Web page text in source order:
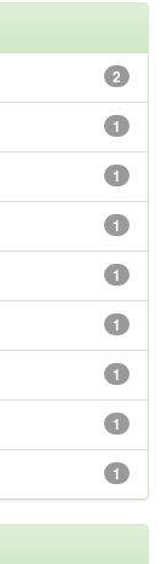
2
1
1
1
1
1
1
1
1